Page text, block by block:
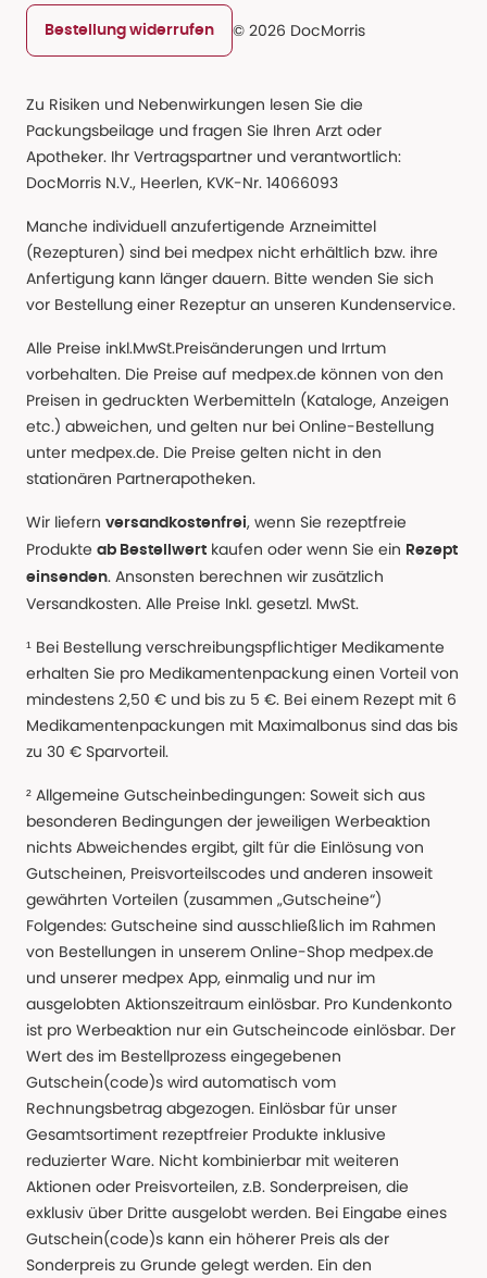
Bestellung widerrufen © 2026 DocMorris
Zu Risiken und Nebenwirkungen lesen Sie die
Packungsbeilage und fragen Sie Ihren Arzt oder
Apotheker. Ihr Vertragspartner und verantwortlich:
DocMorris N.V., Heerlen, KVK-Nr. 14066093
Manche individuell anzufertigende Arzneimittel
(Rezepturen) sind bei medpex nicht erhältlich bzw. ihre
Anfertigung kann länger dauern. Bitte wenden Sie sich
vor Bestellung einer Rezeptur an unseren Kundenservice.
Alle Preise inkl.MwSt.Preisänderungen und Irrtum
vorbehalten. Die Preise auf medpex.de können von den
Preisen in gedruckten Werbemitteln (Kataloge, Anzeigen
etc.) abweichen, und gelten nur bei Online-Bestellung
unter medpex.de. Die Preise gelten nicht in den
stationären Partnerapotheken.
Wir liefern versandkostenfrei, wenn Sie rezeptfreie
Produkte ab Bestellwert kaufen oder wenn Sie ein Rezept
einsenden. Ansonsten berechnen wir zusätzlich
Versandkosten. Alle Preise Inkl. gesetzl. MwSt.
¹ Bei Bestellung verschreibungspflichtiger Medikamente
erhalten Sie pro Medikamentenpackung einen Vorteil von
mindestens 2,50 € und bis zu 5 €. Bei einem Rezept mit 6
Medikamentenpackungen mit Maximalbonus sind das bis
zu 30 € Sparvorteil.
² Allgemeine Gutscheinbedingungen: Soweit sich aus
besonderen Bedingungen der jeweiligen Werbeaktion
nichts Abweichendes ergibt, gilt für die Einlösung von
Gutscheinen, Preisvorteilscodes und anderen insoweit
gewährten Vorteilen (zusammen „Gutscheine“)
Folgendes: Gutscheine sind ausschließlich im Rahmen
von Bestellungen in unserem Online-Shop medpex.de
und unserer medpex App, einmalig und nur im
ausgelobten Aktionszeitraum einlösbar. Pro Kundenkonto
ist pro Werbeaktion nur ein Gutscheincode einlösbar. Der
Wert des im Bestellprozess eingegebenen
Gutschein(code)s wird automatisch vom
Rechnungsbetrag abgezogen. Einlösbar für unser
Gesamtsortiment rezeptfreier Produkte inklusive
reduzierter Ware. Nicht kombinierbar mit weiteren
Aktionen oder Preisvorteilen, z.B. Sonderpreisen, die
exklusiv über Dritte ausgelobt werden. Bei Eingabe eines
Gutschein(code)s kann ein höherer Preis als der
Sonderpreis zu Grunde gelegt werden. Ein den